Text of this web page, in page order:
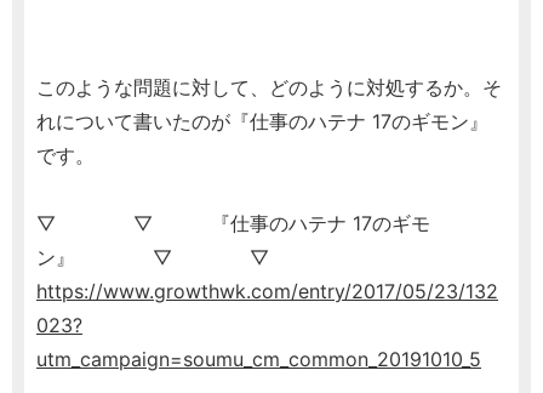
このような問題に対して、どのように対処するか。そ
れについて書いたのが『仕事のハテナ 17のギモン』
です。
▽ ▽ 『仕事のハテナ 17のギモ
ン』 ▽ ▽
https://www.growthwk.com/entry/2017/05/23/132
023?
utm_campaign=soumu_cm_common_20191010_5